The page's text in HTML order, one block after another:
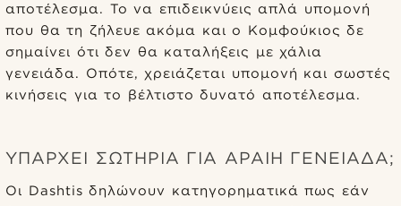
αποτέλεσμα. Το να επιδεικνύεις απλά υπομονή
που θα τη ζήλευε ακόμα και ο Κομφούκιος δε
σημαίνει ότι δεν θα καταλήξεις με χάλια
γενειάδα. Οπότε, χρειάζεται υπομονή και σωστές
κινήσεις για το βέλτιστο δυνατό αποτέλεσμα.
ΥΠΆΡΧΕΙ ΣΩΤΗΡΊΑ ΓΙΑ ΑΡΑΙΉ ΓΕΝΕΙΆΔΑ;
Οι Dashtis δηλώνουν κατηγορηματικά πως εάν